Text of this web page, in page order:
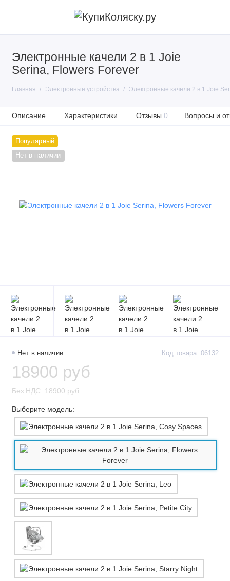
Электронные качели 2 в 1 Joie
Serina, Flowers Forever
Главная Электронные устройства Электронные качели 2 в 1 Joie
Описание Характеристики Отзывы 0 Вопросы и
Популярный
Нет в наличии
Нет в наличии Код товара: 06132
18900 руб
Без НДС: 18900 руб
Выберите модель: